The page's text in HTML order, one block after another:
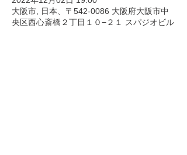
大阪市, 日本、〒542-0086 大阪府大阪市中
央区西心斎橋２丁目１０−２１ スパジオビル